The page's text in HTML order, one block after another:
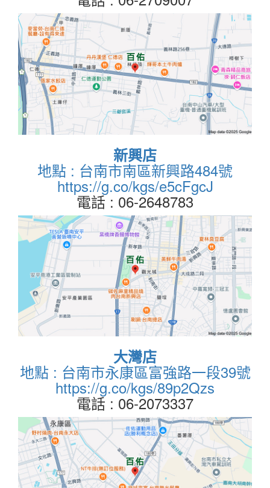
新興店
地點 : 台南市南區新興路484號
https://g.co/kgs/e5cFgcJ
電話 : 06-2648783
大灣店
地點 : 台南市永康區富強路一段39號
https://g.co/kgs/89p2Qzs
電話 : 06-2073337